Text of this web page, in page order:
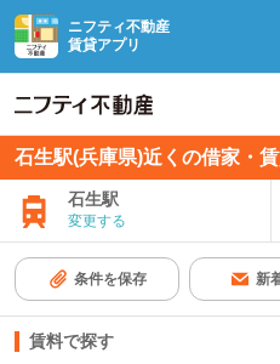
ニフティ不動産
賃貸アプリ
石生駅(兵庫県)近くの借家・
石生駅
変更する
条件を保存 新
賃料で探す